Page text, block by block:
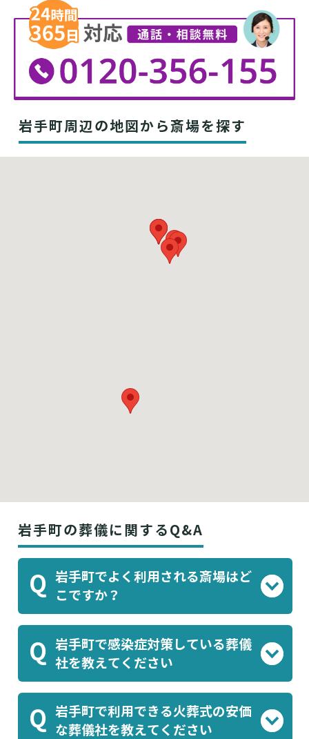
岩手町周辺の地図から斎場を探す
岩手町の葬儀に関するQ&A
Q
岩手町でよく利用される斎場はど
こですか？
葬祭会館川口ホール、岩手・玉山斎場「浄霊
苑」
、岩手町墓地公園斎場
等がよく利用さ
れております。
Q
岩手町で感染症対策している葬儀
社を教えてください
アルファクラブ株式会社、 アルファクラブ東
北株式会社等が感染症対策を行った葬儀を
Q
岩手町で利用できる火葬式の安価
な葬儀社を教えてください